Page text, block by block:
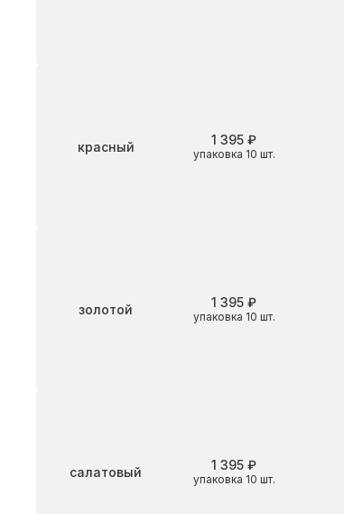
красный упаковка 10 шт.
1 395 ₽
золотой упаковка 10 шт.
1 395 ₽
салатовый упаковка 10 шт.
1 395 ₽